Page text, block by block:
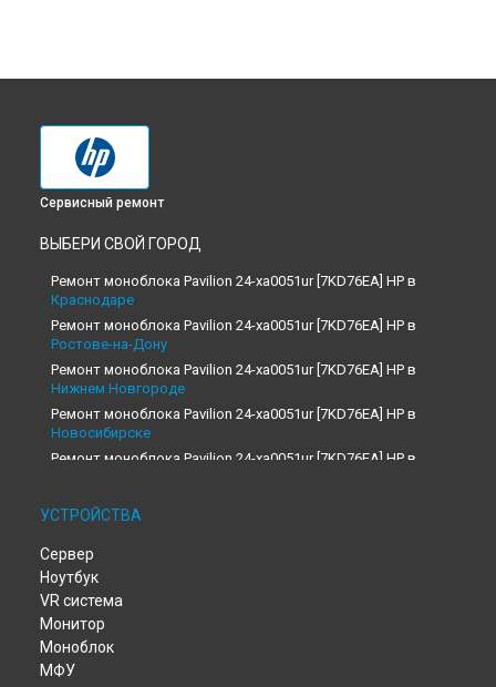
Сервисный ремонт
ВЫБЕРИ СВОЙ ГОРОД
Ремонт моноблока Pavilion 24-xa0051ur [7KD76EA] HP в
Краснодаре
Ремонт моноблока Pavilion 24-xa0051ur [7KD76EA] HP в
Ростове-на-Дону
Ремонт моноблока Pavilion 24-xa0051ur [7KD76EA] HP в
Нижнем Новгороде
Ремонт моноблока Pavilion 24-xa0051ur [7KD76EA] HP в
Новосибирске
Ремонт моноблока Pavilion 24-xa0051ur [7KD76EA] HP в
Ремонт моноблока Pavilion 24-xa0051ur [7KD76EA] HP в
Екатеринбурге
Ремонт моноблока Pavilion 24-xa0051ur [7KD76EA] HP в
Казани
Ремонт моноблока Pavilion 24-xa0051ur [7KD76EA] HP в
Ремонт моноблока Pavilion 24-xa0051ur [7KD76EA] HP в
Воронеже
Ремонт моноблока Pavilion 24-xa0051ur [7KD76EA] HP в
Волгограде
УСТРОЙСТВА
Сервер
Ноутбук
VR система
Монитор
Моноблок
МФУ